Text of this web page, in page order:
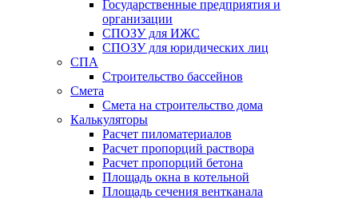
Государственные предприятия и
организации
СПОЗУ для ИЖС
СПОЗУ для юридических лиц
СПА
Строительство бассейнов
Смета
Смета на строительство дома
Калькуляторы
Расчет пиломатериалов
Расчет пропорций раствора
Расчет пропорций бетона
Площадь окна в котельной
Площадь сечения вентканала